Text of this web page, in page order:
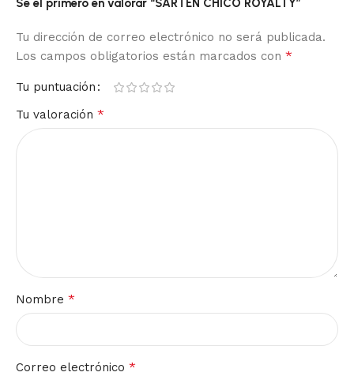
Sé el primero en valorar “SARTEN CHICO ROYALTY”
Tu dirección de correo electrónico no será publicada.
Los campos obligatorios están marcados con *
Tu puntuación
Tu valoración *
Nombre *
Correo electrónico *